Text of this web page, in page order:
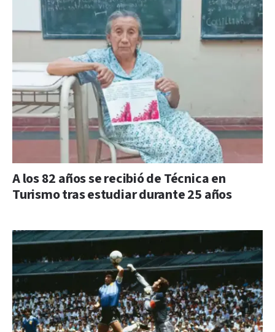
A los 82 años se recibió de Técnica en
Turismo tras estudiar durante 25 años